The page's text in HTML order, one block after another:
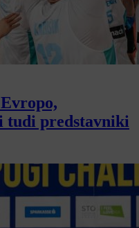
tudi predstavniki